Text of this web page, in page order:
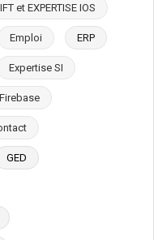
et EXPERTISE IOS
Emploi ERP
Expertise SI
Firebase
GED